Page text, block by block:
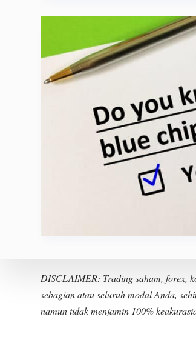
DISCLAIMER: Trading saham, forex,
sebagian atau seluruh modal Anda,
namun tidak menjamin 100%